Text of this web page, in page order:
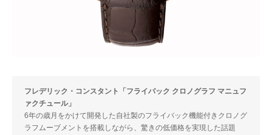
フレデリック・コンスタント「フライバック クロノグラフ マニュフ
ァクチュール」
6年の歳月をかけて開発した自社製のフライバック機能付きクロノグ
ラフムーブメントを搭載しながら、驚きの低価格を実現した話題